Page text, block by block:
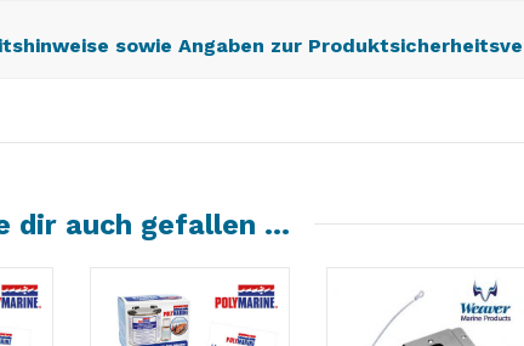
sowie Angaben zur
dir auch gefallen …